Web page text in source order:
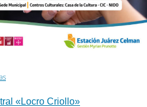
«Locro Criollo»